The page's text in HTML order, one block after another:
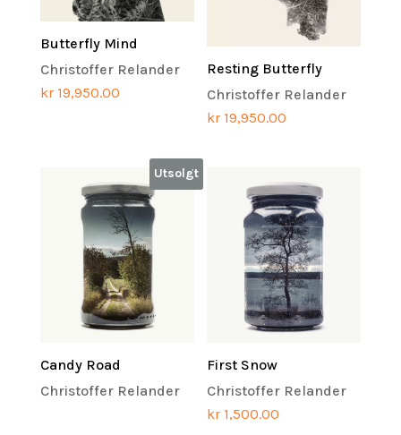
Butterfly Mind
Christoffer Relander
kr19,950.00
Resting Butterfly
Christoffer Relander
kr 19,950.00
Utsolgt
Candy Road
Christoffer Relander
First Snow
Christoffer Relander
kr 1,500.00